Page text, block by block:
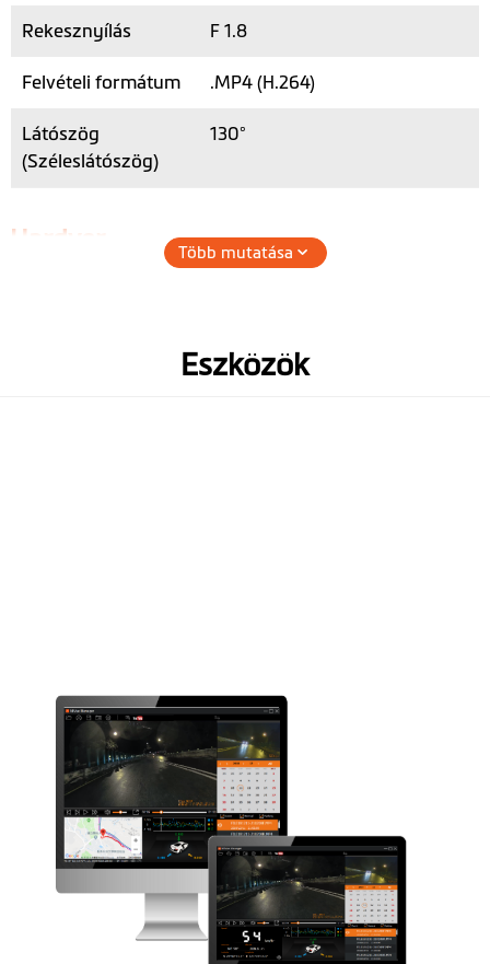
Rekesznyílás F 1.8
Felvételi formátum .MP4 (H.264)
Látószög
(Széleslátószög)
130°
Hardver
microSD, 128 GB-ig
Súly (gr) 65
Forgatható tartó
Hátsó kamera Opcionális
Támogatás a Mio
Opcionális
Több mutatása
Eszközök